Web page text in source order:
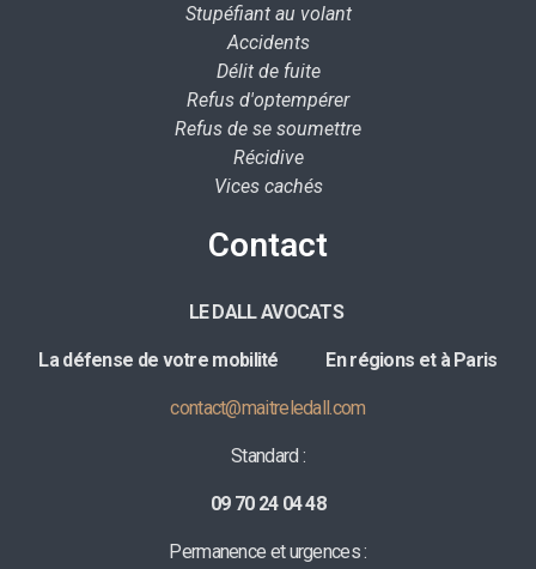
Stupéfiant au volant
Accidents
Délit de fuite
Refus d'optempérer
Refus de se soumettre
Récidive
Vices cachés
Contact
LE DALL AVOCATS
La défense de votre mobilité En régions et à Paris
contact@maitreledall.com
Standard :
09 70 24 04 48
Permanence et urgences :